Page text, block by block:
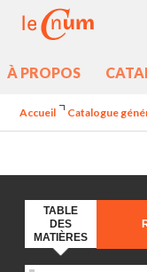
À PROPOS
Accueil Catalogue
TABLE
DES
MATIÈRES